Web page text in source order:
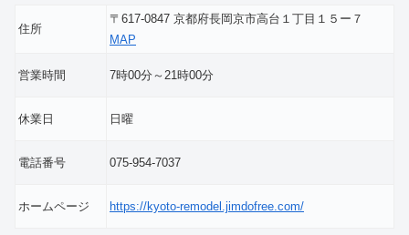
住所
〒617-0847 京都府長岡京市高台１丁目１５ー７
MAP
営業時間 7時00分～21時00分
休業日 日曜
電話番号 075-954-7037
ホームページ https://kyoto-remodel.jimdofree.com/